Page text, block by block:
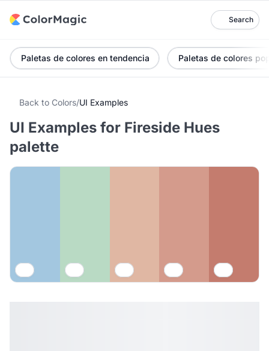
Search
Paletas de colores en tendencia Paletas de colores
Back to Colors/UI Examples
UI Examples for Fireside Hues
palette